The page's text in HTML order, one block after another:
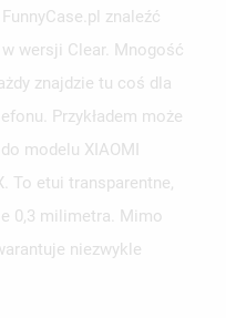
znaleźć
wersji Clear. Mnogość
znajdzie tu coś dla
Przykładem może
modelu XIAOMI
To etui transparentne,
0,3 milimetra. Mimo
niezwykle